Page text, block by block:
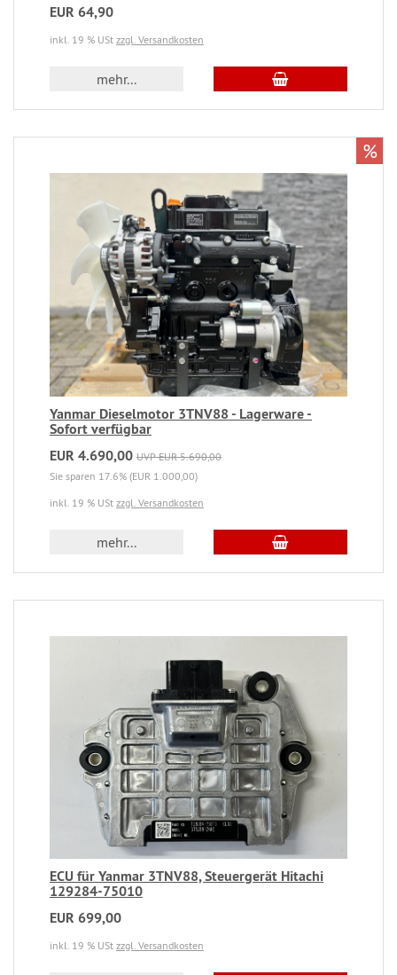
EUR 64,90
inkl. 19 % USt zzgl. Versandkosten
mehr...
Yanmar Dieselmotor 3TNV88 - Lagerware -
Sofort verfügbar
EUR 4.690,00 UVP EUR 5.690,00
Sie sparen 17.6% (EUR 1.000,00)
inkl. 19 % USt zzgl. Versandkosten
mehr...
%
ECU für Yanmar 3TNV88, Steuergerät Hitachi
129284-75010
EUR 699,00
inkl. 19 % USt zzgl. Versandkosten